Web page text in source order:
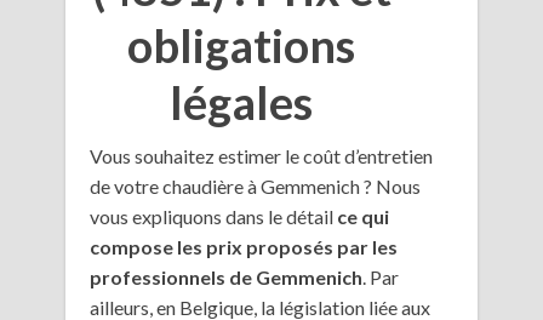
obligations
légales
Vous souhaitez estimer le coût d’entretien
de votre chaudière à Gemmenich ? Nous
vous expliquons dans le détail ce qui
compose les prix proposés par les
professionnels de Gemmenich. Par
ailleurs, en Belgique, la législation liée aux